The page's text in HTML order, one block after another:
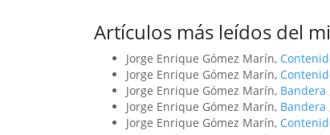
Artículos más leídos del
Jorge Enrique Gómez Marín,
Jorge Enrique Gómez Marín,
Jorge Enrique Gómez Marín, Bandera
Jorge Enrique Gómez Marín, Bandera
Jorge Enrique Gómez Marín,